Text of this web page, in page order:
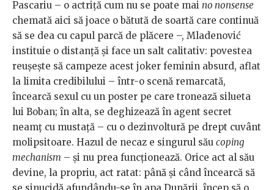
Pascariu – o actriță cum nu se poate mai no nonsense
chemată aici să joace o bătută de soartă care continuă
să se dea cu capul parcă de plăcere –, Mladenović
instituie o distanță și face un salt calitativ: povestea
reușește să campeze acest joker feminin absurd, aflat
la limita credibilului – într-o scenă remarcată,
încearcă sexul cu un poster pe care tronează silueta
lui Boban; în alta, se deghizează în agent secret
neamț cu mustață – cu o dezinvoltură pe drept cuvânt
molipsitoare. Hazul de necaz e singurul său coping
mechanism – și nu prea funcționează. Orice act al său
devine, la propriu, act ratat: până și când încearcă să